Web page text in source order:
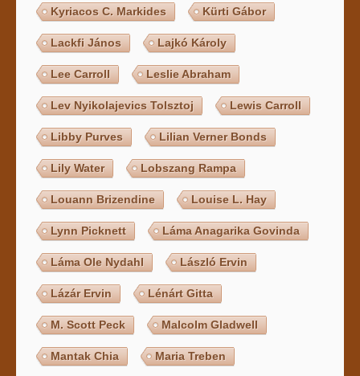
Kyriacos C. Markides Kürti Gábor
Lackfi János Lajkó Károly
Lee Carroll Leslie Abraham
Lev Nyikolajevics Tolsztoj Lewis Carroll
Libby Purves Lilian Verner Bonds
Lily Water Lobszang Rampa
Louann Brizendine Louise L. Hay
Lynn Picknett Láma Anagarika Govinda
Láma Ole Nydahl László Ervin
Lázár Ervin Lénárt Gitta
M. Scott Peck Malcolm Gladwell
Mantak Chia Maria Treben